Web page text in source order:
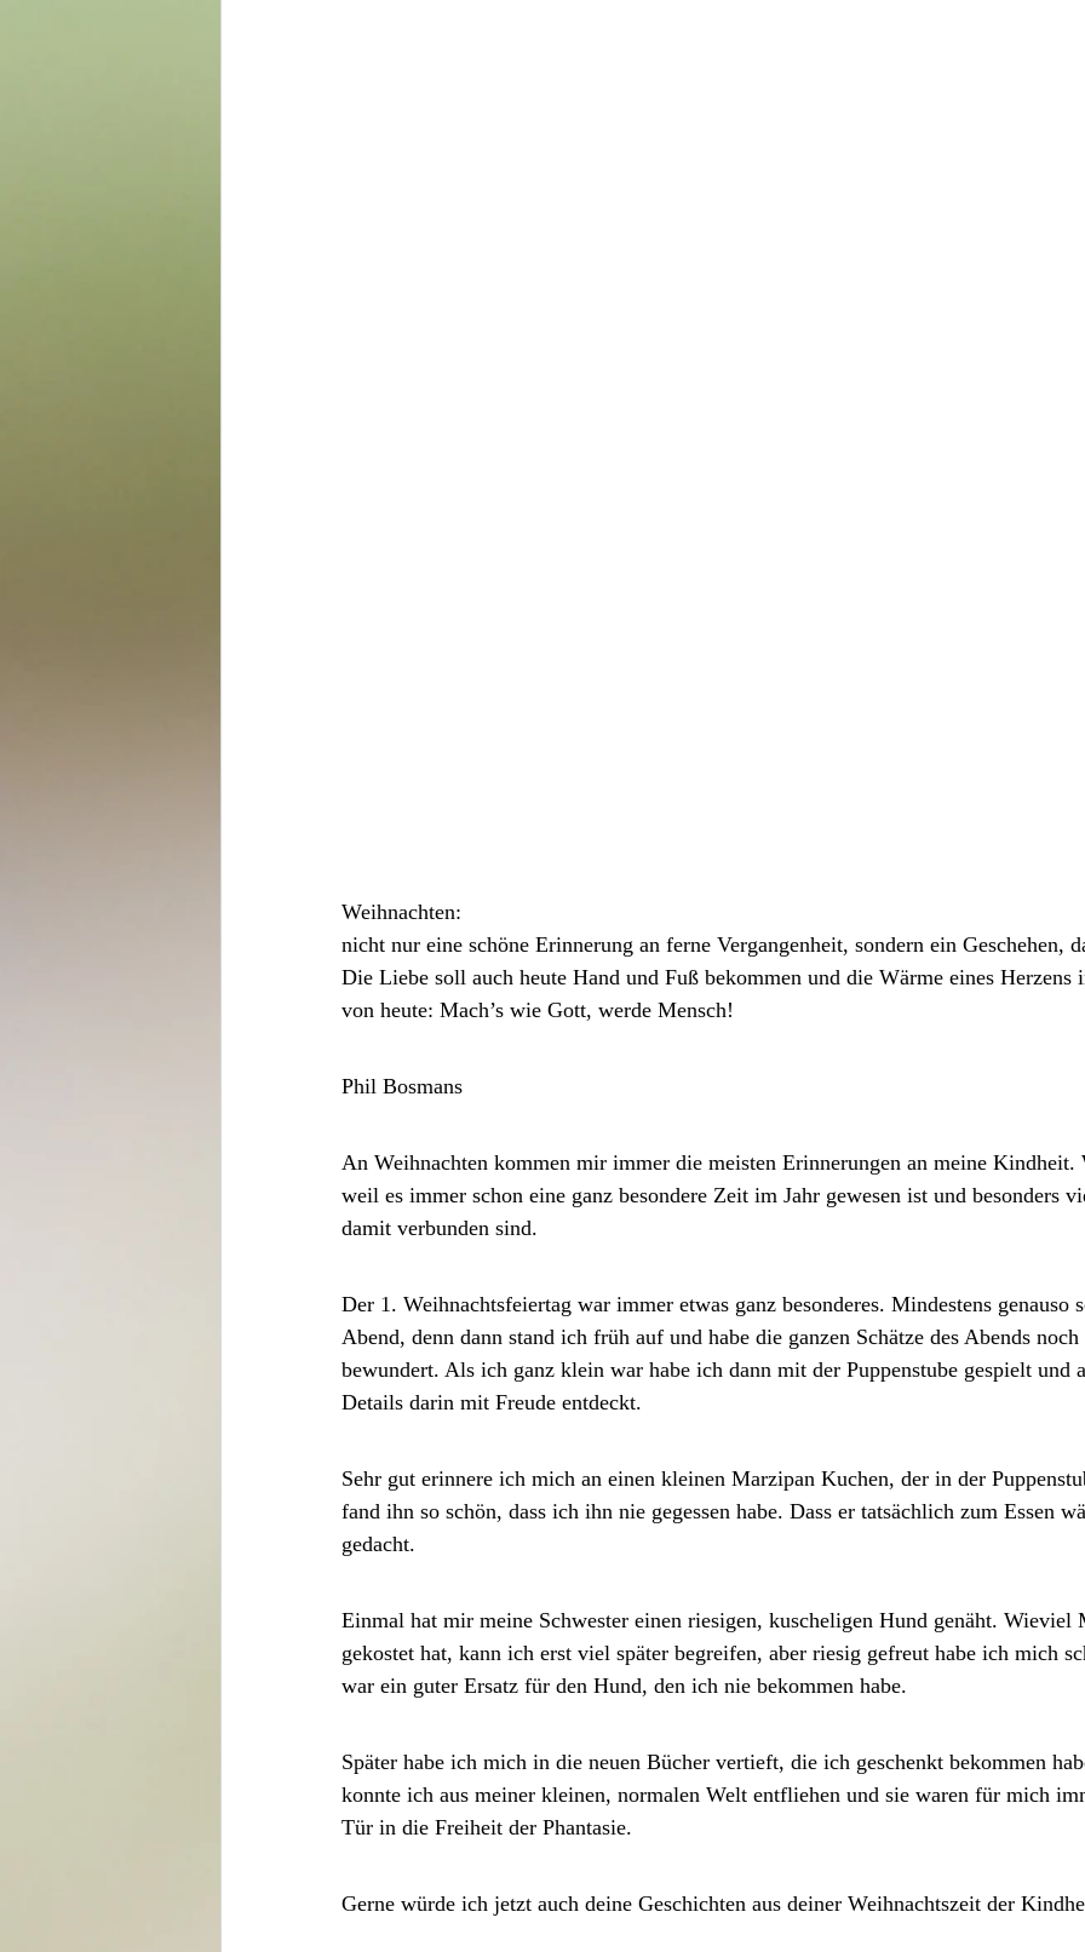
Weihnachten:
nicht nur eine schöne Erinnerung an ferne Vergangenheit, sondern ein Geschehen,
Die Liebe soll auch heute Hand und Fuß bekommen und die Wärme eines Herzens
von heute: Mach’s wie Gott, werde Mensch!
Phil Bosmans
An Weihnachten kommen mir immer die meisten Erinnerungen an meine Kindheit.
weil es immer schon eine ganz besondere Zeit im Jahr gewesen ist und besonders
damit verbunden sind.
Der 1. Weihnachtsfeiertag war immer etwas ganz besonderes. Mindestens genauso
Abend, denn dann stand ich früh auf und habe die ganzen Schätze des Abends
bewundert. Als ich ganz klein war habe ich dann mit der Puppenstube gespielt und
Details darin mit Freude entdeckt.
Sehr gut erinnere ich mich an einen kleinen Marzipan Kuchen, der in der
fand ihn so schön, dass ich ihn nie gegessen habe. Dass er tatsächlich zum Essen
gedacht.
Einmal hat mir meine Schwester einen riesigen, kuscheligen Hund genäht. Wieviel
gekostet hat, kann ich erst viel später begreifen, aber riesig gefreut habe ich mich
war ein guter Ersatz für den Hund, den ich nie bekommen habe.
Später habe ich mich in die neuen Bücher vertieft, die ich geschenkt bekommen
konnte ich aus meiner kleinen, normalen Welt entfliehen und sie waren für mich
Tür in die Freiheit der Phantasie.
Gerne würde ich jetzt auch deine Geschichten aus deiner Weihnachtszeit der